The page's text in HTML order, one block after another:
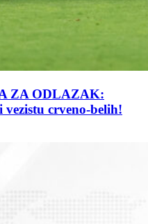
ZA ODLAZAK:
crveno-belih!